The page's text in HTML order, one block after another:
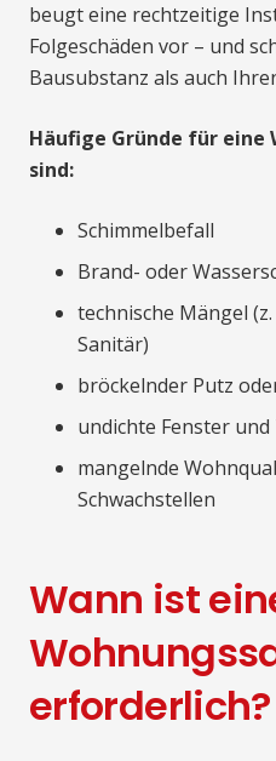
beugt eine rechtzeitige
Folgeschäden vor – und
Bausubstanz als auch
Häufige Gründe für eine
sind:
Schimmelbefall
Brand- oder
technische Mängel
Sanitär)
bröckelnder Putz
undichte Fenster
mangelnde
Schwachstellen
Wann ist
erforderlich?